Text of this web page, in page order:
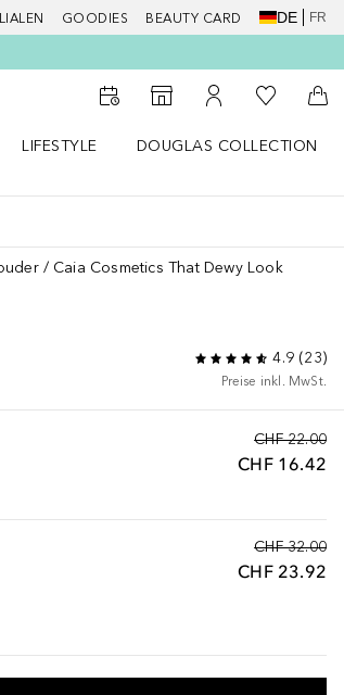
GOODIES BEAUTY CARD DE FR
Zum Storefinder
Zu Meinem
Zu Meiner
LIFESTYLE
DOUGLAS COLLECTION
Caia Cosmetics That Dewy Look
4.9(23)
Preise inkl. MwSt.
CHF 22.00
CHF 16.42
CHF 32.00
CHF 23.92